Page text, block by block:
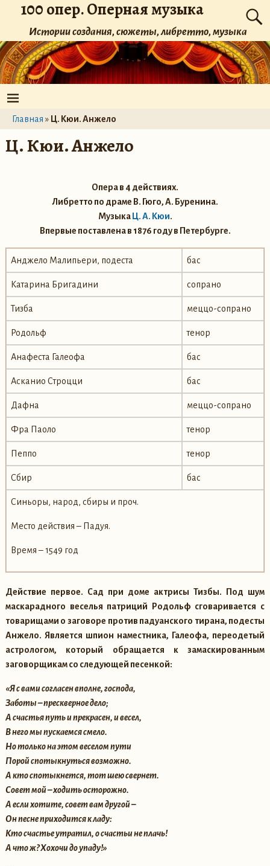
100 опер. Оперная музыка
Истории создания, сюжеты, либретто, музыка
Главная » Ц. Кюи. Анжело
Ц. Кюи. Анжело
Опера в 4 действиях.
Либретто по драме В. Гюго, А. Буренина.
Музыка Ц. А. Кюи.
Впервые поставлена в 1876 году в Петербурге.
Анджело Малипьери, подеста бас
Катарина Бригадини сопрано
Тизба меццо-сопрано
Родольф тенор
Анафеста Галеофа бас
Асканио Строцци бас
Дафна меццо-сопрано
Фра Паоло тенор
Пеппо тенор
Сбир бас
Синьоры, народ, сбиры и проч.
Место действия – Падуя.
Время – 1549 год
Действие первое. Сад при доме актрисы Тизбы. Под шум
маскарадного веселья патриций Родольф сговаривается с
товарищами о заговоре против падуанского тирана, подесты
Анжело. Является шпион наместника, Галеофа, переодетый
астрологом, который обращается к замаскированным
заговорщикам со следующей песенкой:
«Я с вами согласен вполне, господа,
Заботы – прескверное дело;
А счастья путь и прекрасен, и весел,
В него мы пускаемся смело.
Но только на этом веселом пути
Порой спотыкнуться возможно.
А кто спотыкнется, тот шею свернет.
Совет мой – ходить осторожно.
А если хотите, совет вам другой –
Он песне приходится к ладу:
Кто счастье утратил, о счастьи не плачь!
А что ж? Хохочи до упаду!»